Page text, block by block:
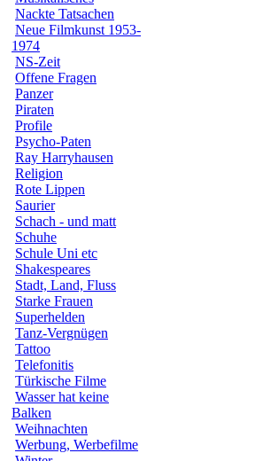
Nackte Tatsachen
Neue Filmkunst 1953-
1974
NS-Zeit
Offene Fragen
Panzer
Piraten
Profile
Psycho-Paten
Ray Harryhausen
Religion
Rote Lippen
Saurier
Schach - und matt
Schuhe
Schule Uni etc
Shakespeares
Stadt, Land, Fluss
Starke Frauen
Superhelden
Tanz-Vergnügen
Tattoo
Telefonitis
Türkische Filme
Wasser hat keine
Balken
Weihnachten
Werbung, Werbefilme